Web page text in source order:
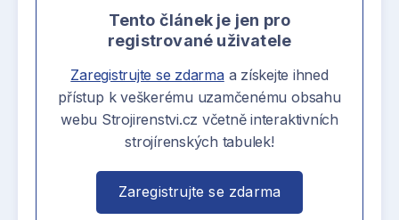
Tento článek je jen pro
registrované uživatele
Zaregistrujte se zdarmaa získejte ihned
přístup k veškerému uzamčenému obsahu
webu Strojirenstvi.cz včetně interaktivních
strojírenských tabulek!
Zaregistrujte se zdarma